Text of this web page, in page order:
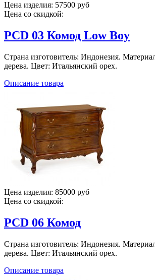
Цена изделия: 57500 руб
Цена со скидкой:
PCD 03 Комод Low Boy
Страна изготовитель: Индонезия.
дерева. Цвет: Итальянский орех.
Описание товара
Цена изделия: 85000 руб
Цена со скидкой:
PCD 06 Комод
Страна изготовитель: Индонезия.
дерева. Цвет: Итальянский орех.
Описание товара